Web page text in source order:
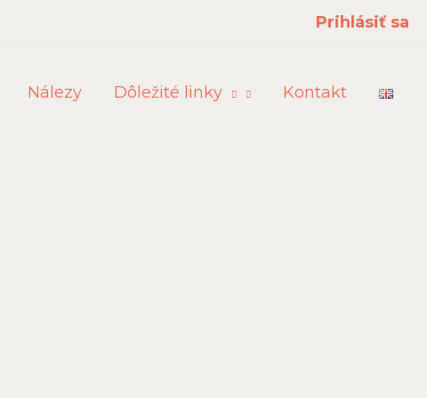
Prihlásiť sa
Nálezy Dôležité linky Kontakt